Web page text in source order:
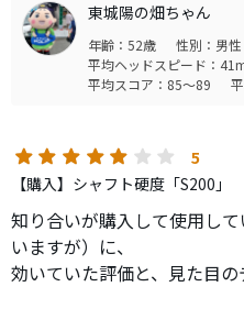
候補は「AMTS200」「
ーダス105S」です。
AMTS200は前のクラブに刺
ンも多くなりすぎた経験があ
残ったAMTX100とモーダス
ショートアイアンの重量で決
はゆったり振りたいので重
東城陽の畑ちゃん
年齢：52歳 性別：男性
平均ヘッドスピード：
平均スコア：85～89
5
【購入】シャフト硬度「S200」
知り合いが購入して使用し
いますが）に、
効いていた評価と、見た目